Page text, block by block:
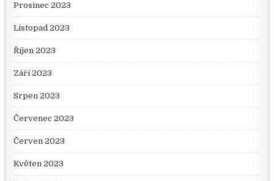
Prosinec 2023
Listopad 2023
Říjen 2023
Září 2023
Srpen 2023
Červenec 2023
Červen 2023
Květen 2023